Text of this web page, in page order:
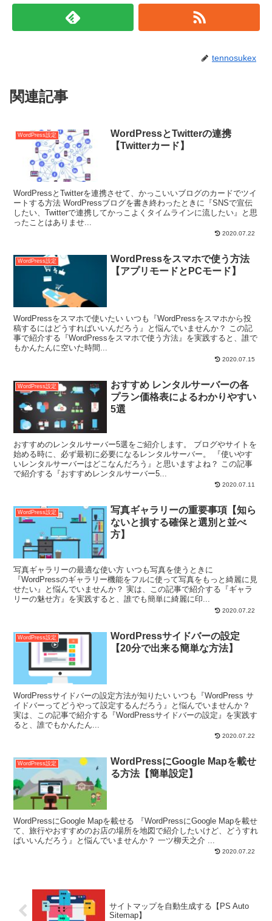
tennosukex
関連記事
WordPress設定
WordPressとTwitterの連携
【Twitterカード】
WordPressとTwitterを連携させて、かっこいいブログのカードでツイ
ートする方法 WordPressブログを書き終わったときに『SNSで宣伝
したい、Twitterで連携してかっこよくタイムラインに流したい』と思
ったことはありませ...
2020.07.22
WordPress設定
WordPressをスマホで使う方法
【アプリモードとPCモード】
WordPressをスマホで使いたい いつも『WordPressをスマホから投
稿するにはどうすればいいんだろう』と悩んでいませんか？ この記
事で紹介する『WordPressをスマホで使う方法』を実践すると、誰で
もかんたんに空いた時間...
2020.07.15
WordPress設定
おすすめ レンタルサーバーの各
プラン価格表によるわかりやすい
5選
おすすめのレンタルサーバー5選をご紹介します。 ブログやサイトを
始める時に、必ず最初に必要になるレンタルサーバー。 『使いやす
いレンタルサーバーはどこなんだろう』と思いますよね？ この記事
で紹介する『おすすめレンタルサーバー5...
2020.07.11
WordPress設定
写真ギャラリーの重要事項【知ら
ないと損する確保と選別と並べ
方】
写真ギャラリーの最適な使い方 いつも写真を使うときに
『WordPressのギャラリー機能をフルに使って写真をもっと綺麗に見
せたい』と悩んでいませんか？ 実は、この記事で紹介する『ギャラ
リーの魅せ方』を実践すると、誰でも簡単に綺麗に印...
2020.07.22
WordPress設定
WordPressサイドバーの設定
【20分で出来る簡単な方法】
WordPressサイドバーの設定方法が知りたい いつも『WordPress サ
イドバーってどうやって設定するんだろう』と悩んでいませんか？
実は、この記事で紹介する『WordPressサイドバーの設定』を実践す
ると、誰でもかんたん...
2020.07.22
WordPress設定
WordPressにGoogle Mapを載せ
る方法【簡単設定】
WordPressにGoogle Mapを載せる 『WordPressにGoogle Mapを載せ
て、旅行やおすすめのお店の場所を地図で紹介したいけど、どうすれ
ばいいんだろう』と悩んでいませんか？ 一ツ柳天之介 ...
2020.07.22
サイトマップを自動生成する【PS Auto
Sitemap】